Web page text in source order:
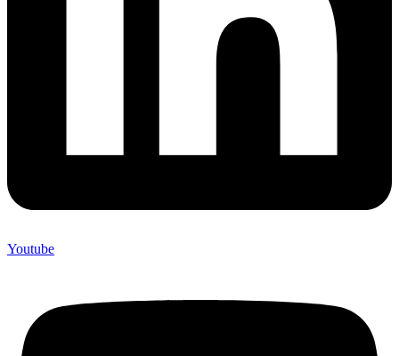
Youtube